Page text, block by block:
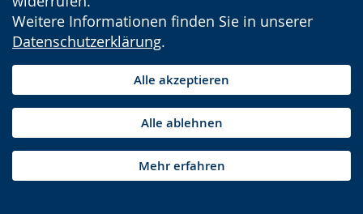
Weitere Informationen finden Sie in unserer
Datenschutzerklärung.
Alle akzeptieren
Alle ablehnen
Mehr erfahren